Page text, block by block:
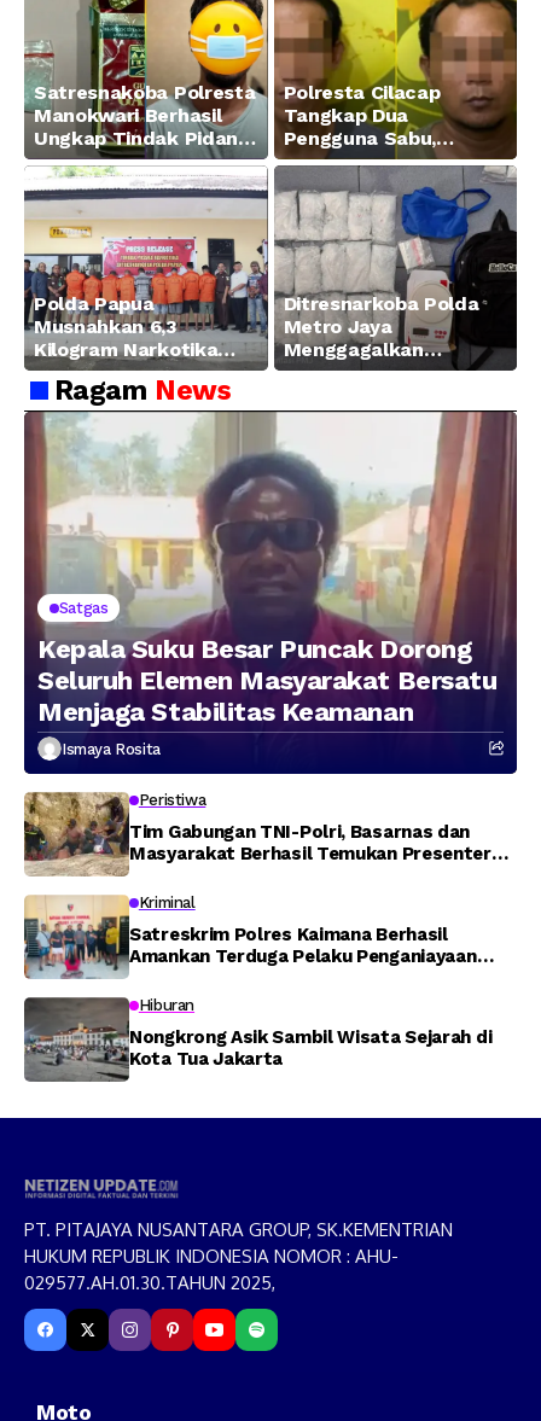
Satresnakoba Polresta
Manokwari Berhasil
Ungkap Tindak Pidana
Narkotika Golongan I
Jenis Sabu di Jalan
Swapen Perkebunan
Manokwari
Polresta Cilacap
Tangkap Dua
Pengguna Sabu,
Amankan Paket 0,34
Gram
Polda Papua
Musnahkan 6,3
Kilogram Narkotika
Hasil Pengungkapan
Jaringan Lintas
Wilayah Februari 2026
Ditresnarkoba Polda
Metro Jaya
Menggagalkan
Peredaran Sabu 5,3 Kg
Ragam News
Satgas
Kepala Suku Besar Puncak Dorong
Seluruh Elemen Masyarakat Bersatu
Menjaga Stabilitas Keamanan
Ismaya Rosita
Peristiwa
Tim Gabungan TNI-Polri, Basarnas dan
Masyarakat Berhasil Temukan Presenter
Memti
Kriminal
Satreskrim Polres Kaimana Berhasil
Amankan Terduga Pelaku Penganiayaan
Hiburan
Nongkrong Asik Sambil Wisata Sejarah di
Kota Tua Jakarta
PT. PITAJAYA NUSANTARA GROUP, SK.KEMENTRIAN
HUKUM REPUBLIK INDONESIA NOMOR : AHU-
029577.AH.01.30.TAHUN 2025,
Moto